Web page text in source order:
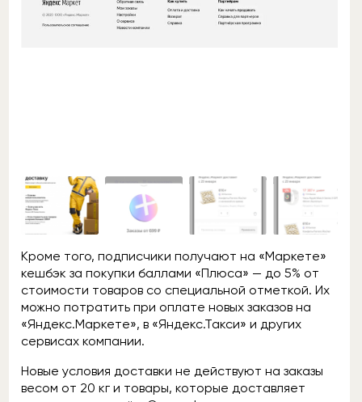
Кроме того, подписчики получают на «Маркете»
кешбэк за покупки баллами «Плюса» — до 5% от
стоимости товаров со специальной отметкой. Их
можно потратить при оплате новых заказов на
«Яндекс.Маркете», в «Яндекс.Такси» и других
сервисах компании.
Новые условия доставки не действуют на заказы
весом от 20 кг и товары, которые доставляет